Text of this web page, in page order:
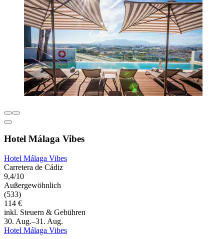
Hotel Málaga Vibes
Hotel Málaga Vibes
Carretera de Cádiz
9,4/10
Außergewöhnlich
(533)
114 €
inkl. Steuern & Gebühren
30. Aug.–31. Aug.
Hotel Málaga Vibes